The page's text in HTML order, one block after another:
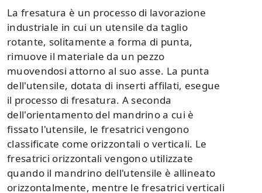
La fresatura è un processo di lavorazione
industriale in cui un utensile da taglio
rotante, solitamente a forma di punta,
rimuove il materiale da un pezzo
muovendosi attorno al suo asse. La punta
dell'utensile, dotata di inserti affilati, esegue
il processo di fresatura. A seconda
dell'orientamento del mandrino a cui è
fissato l'utensile, le fresatrici vengono
classificate come orizzontali o verticali. Le
fresatrici orizzontali vengono utilizzate
quando il mandrino dell'utensile è allineato
orizzontalmente, mentre le fresatrici verticali